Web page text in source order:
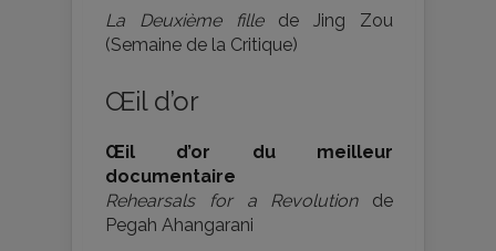
La Deuxième fillede Jing Zou
(Semaine de la Critique)
Œil d’or
Œil d’or du meilleur
documentaire
Rehearsals for a Revolutionde
Pegah Ahangarani